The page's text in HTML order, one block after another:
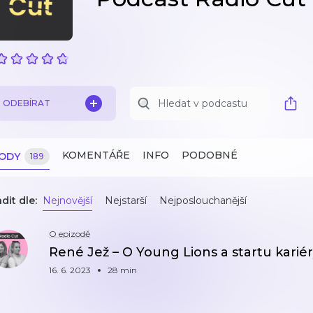
ODEBÍRAT
189 KOMENTÁŘE INFO PODOBNÉ
dle: Nejnovější Nejstarší Nejposlouchanější
O epizodě
René Jež – O Young Lions a startu
16. 6. 2023 28 min